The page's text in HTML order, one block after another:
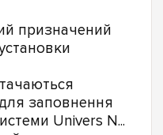
призначений
заповнення
Univers N...